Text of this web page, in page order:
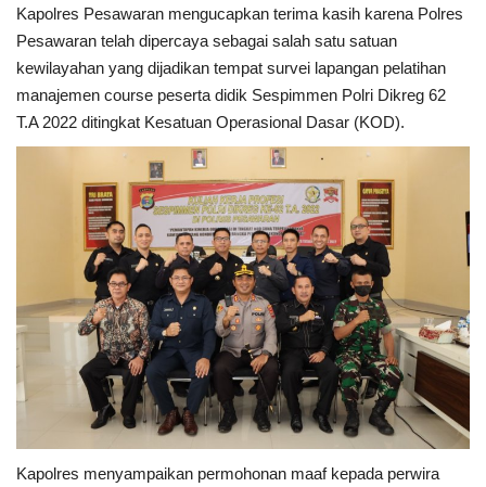
Kapolres Pesawaran mengucapkan terima kasih karena Polres
Pesawaran telah dipercaya sebagai salah satu satuan
kewilayahan yang dijadikan tempat survei lapangan pelatihan
manajemen course peserta didik Sespimmen Polri Dikreg 62
T.A 2022 ditingkat Kesatuan Operasional Dasar (KOD).
Kapolres menyampaikan permohonan maaf kepada perwira